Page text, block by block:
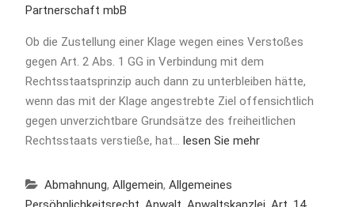
Partnerschaft mbB
Ob die Zustellung einer Klage wegen eines Verstoßes
gegen Art. 2 Abs. 1 GG in Verbindung mit dem
Rechtsstaatsprinzip auch dann zu unterbleiben hätte,
wenn das mit der Klage angestrebte Ziel offensichtlich
gegen unverzichtbare Grundsätze des freiheitlichen
Rechtsstaats verstieße, hat… lesen Sie mehr
Abmahnung, Allgemein, Allgemeines